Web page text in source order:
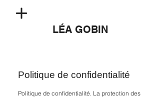
LÉA GOBIN
Politique de confidentialité
Politique de confidentialité. La protection des